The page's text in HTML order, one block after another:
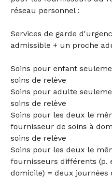
réseau personnel :
Services de garde
admissible + un proche
Soins pour enfant
soins de relève
Soins pour adulte
soins de relève
Soins pour les deux le
fournisseur de soins à
soins de relève
Soins pour les deux le
fournisseurs différents (p.
domicile) = deux journées